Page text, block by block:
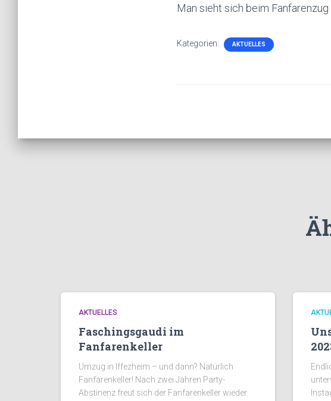
Man sieht sich beim Fanfarenzug
Kategorien: AKTUELLES
AKTUELLES
Faschingsgaudi im
Fanfarenkeller
Umzug in Iffezheim – und dann? Natürlich
Fanfarenkeller! Nach zwei Jahren Party-
Abstinenz freut sich der Fanfarenkeller wieder